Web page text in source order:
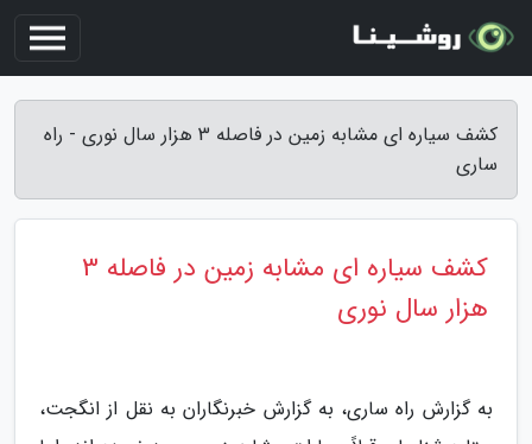
کشف سیاره ای مشابه زمین در فاصله 3 هزار سال نوری - راه
ساری
کشف سیاره ای مشابه زمین در فاصله 3
هزار سال نوری
به گزارش راه ساری، به گزارش خبرنگاران به نقل از انگجت،